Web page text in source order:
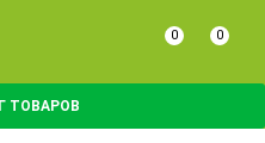
ТОВАРОВ
0 0